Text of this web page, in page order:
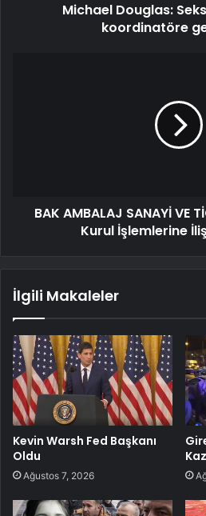
Michael Douglas:
koordinatöre
BAK AMBALAJ SANAYİ VE
Kurul İşlemlerine
İlgili Makaleler
Kevin Warsh Fed Başkanı
Oldu
Ağustos 7, 2026